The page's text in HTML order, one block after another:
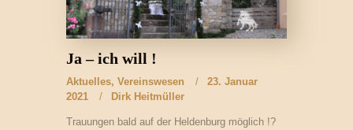
Ja – ich will !
Aktuelles, Vereinswesen
23. Januar
2021
Dirk Heitmüller
Trauungen bald auf der Heldenburg möglich !?